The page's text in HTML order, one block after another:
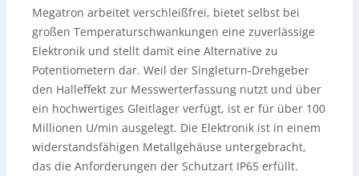
Megatron arbeitet verschleißfrei, bietet selbst bei
großen Temperaturschwankungen eine zuverlässige
Elektronik und stellt damit eine Alternative zu
Potentiometern dar. Weil der Singleturn-Drehgeber
den Halleffekt zur Messwerterfassung nutzt und über
ein hochwertiges Gleitlager verfügt, ist er für über 100
Millionen U/min ausgelegt. Die Elektronik ist in einem
widerstandsfähigen Metallgehäuse untergebracht,
das die Anforderungen der Schutzart IP65 erfüllt.